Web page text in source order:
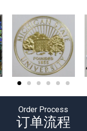
Order Process
订单流程